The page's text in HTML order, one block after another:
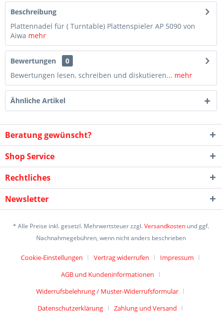
Beschreibung
Plattennadel für ( Turntable) Plattenspieler AP 5090 von
Aiwa mehr
Bewertungen
0
Bewertungen lesen, schreiben und diskutieren... mehr
Ähnliche Artikel
Beratung gewünscht?
Shop Service
Rechtliches
Newsletter
* Alle Preise inkl. gesetzl. Mehrwertsteuer zzgl.Versandkosten und ggf.
Nachnahmegebühren, wenn nicht anders beschrieben
Cookie-Einstellungen Vertrag widerrufen
Impressum
AGB und Kundeninformationen
Widerrufsbelehrung / Muster-Widerrufsformular
Datenschutzerklärung
Zahlung und Versand